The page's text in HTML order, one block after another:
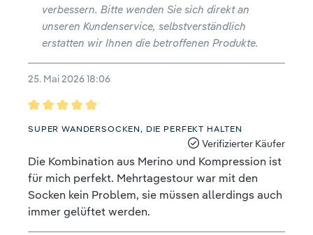
verbessern. Bitte wenden Sie sich direkt an
unseren Kundenservice, selbstverständlich
erstatten wir Ihnen die betroffenen Produkte.
25. Mai 2026 18:06
Bewertung mit 5 von 5 Sternen
SUPER WANDERSOCKEN, DIE PERFEKT HALTEN
Verifizierter Käufer
Die Kombination aus Merino und Kompression ist
für mich perfekt. Mehrtagestour war mit den
Socken kein Problem, sie müssen allerdings auch
immer gelüftet werden.